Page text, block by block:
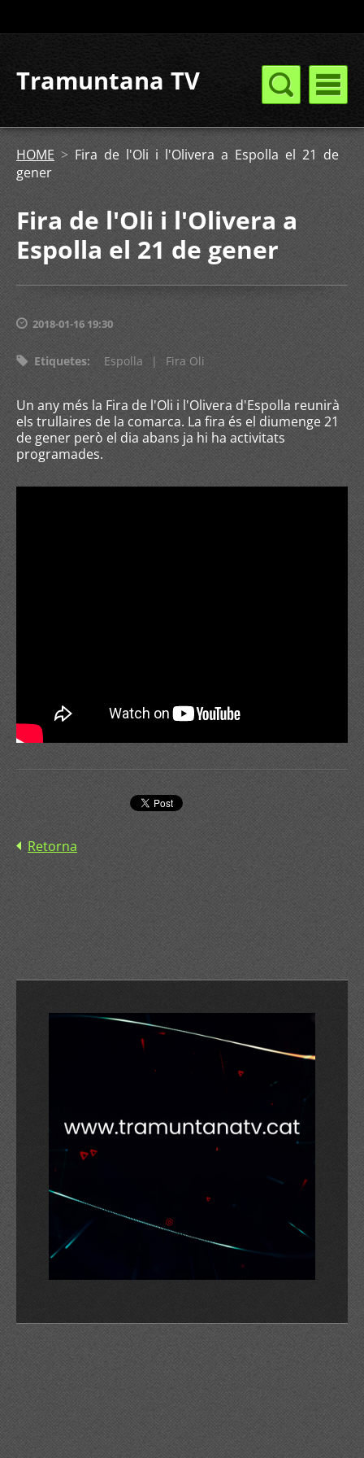
Tramuntana TV
HOME > Fira de l'Oli i l'Olivera a Espolla el 21 de
gener
Fira de l'Oli i l'Olivera a
Espolla el 21 de gener
2018-01-16 19:30
Etiquetes: Espolla | Fira Oli
Un any més la Fira de l'Oli i l'Olivera d'Espolla reunirà
els trullaires de la comarca. La fira és el diumenge 21
de gener però el dia abans ja hi ha activitats
programades.
Retorna